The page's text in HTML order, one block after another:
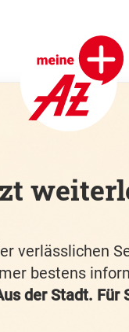
verlässlichen
bestens
der Stadt. Für